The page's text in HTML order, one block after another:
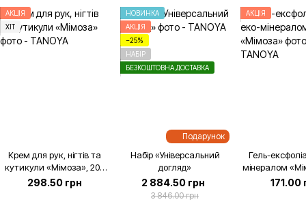
АКЦІЯ
ХІТ
Крем для рук, нігтів та
кутикули «Мімоза», 200
мл
298.50 грн
Подарунок
НОВИНКА
АКЦІЯ
−25%
НАБІР
БЕЗКОШТОВНА ДОСТАВКА
Набір «Універсальний
догляд»
2 884.50 грн
3 846.00 грн
АКЦІЯ
Гель-
мінералом
мл
171.00